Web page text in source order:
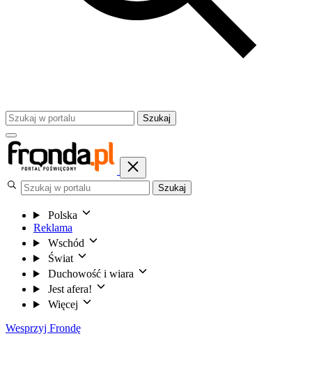
Szukaj
Szukaj
Polska
Reklama
Wschód
Świat
Duchowość i wiara
Jest afera!
Więcej
Wesprzyj Frondę